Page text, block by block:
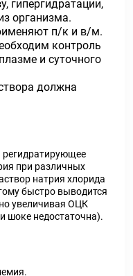
гипергидратации,
организма.
п/к и в/м.
контроль
и суточного
должна
регидратирующее
при различных
натрия хлорида
быстро выводится
увеличивая ОЦК
шоке недостаточна).